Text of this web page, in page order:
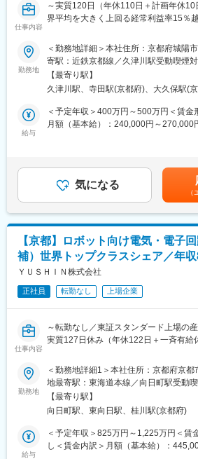
お客様と一緒になり、成長を遂げてい
技術者としても評価される方が多く在
（3）プロジェクトの期間の多くは1～
サインされることが多いのが特徴です
えています。
変更の範囲：会社の定める業務
仕事内容
～実質120日（年休110日＋計画年休
界平均を大きく上回る経常利益率15％
■業務内容：
工場における計測、検査装置や自動化
器・装置の開発・製造に携わる当社で
任せいたします。
※実務未経験の方やご経験が短い方に
検査装置の通信や測定制御を行うア
アの開発 など
・ハードの制御、PCとの通信
・マイコン周辺機器のドライバ作成
※タイマ／シリアル通信／AD／LCD
・オシロスコープを使用してのマイコ
・RTOSを使用したアプリ開発 など
ハードの制御やPCとの通信を行うマ
発 など
■取扱製品
産業用電子機器（半導体や電子部品の
※お客様の要望に合わせたオーダーメ
製造現場を支えています。
■主要顧客：
医療、環境、セキュリティ等様々な業
数業界と取引をしているため、業績が
勤務地
＜勤務地詳細＞本社住所：京都府城陽
寄駅：近鉄京都線／久津川駅受動喫煙
【最寄り駅】
久津川駅、寺田駅(京都府)、大久保駅(
給与
＜予定年収＞400万円～500万円＜賃金
月額（基本給）：240,000円～270,000
4ヶ月程度■昇給：年1回（7月）賃金は
り、選考を通じて上下する可能性があ
当を含めた表記です。
気になる
【京都】ロボット向け電気・電子
補）世界トップクラスシェア／年
ＹＵＳＨＩＮ株式会社
正社員 転勤なし 上場企業
仕事内容
～転勤なし／東証スタンダード上場の
実質127日休み（年休122日＋一斉有給
世界トップクラスシェアを誇るプラス
ットおよび自動化装置・省人化設備の
いただきます。
ロボット制御用ハードウェアの開発か
配線設計まで幅広く携わり、新製品開
で一貫して担当いただきます。
勤務地
＜勤務地詳細1＞本社住所：京都府京
地最寄駅：東海道本線／向日町駅受動
勤務地詳細2＞テクニカルセンター住所
山町487 勤務地最寄駅：東海道本線／
【最寄り駅】
向日町駅、東向日駅、桂川駅(京都府)
給与
＜予定年収＞825万円～1,225万円＜賃
し＜賃金内訳＞月額（基本給）：